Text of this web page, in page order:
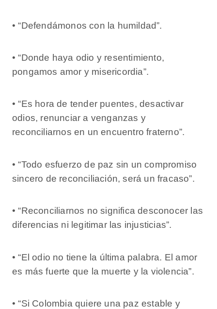
• “Defendámonos con la humildad”.
• “Donde haya odio y resentimiento,
pongamos amor y misericordia”.
• “Es hora de tender puentes, desactivar
odios, renunciar a venganzas y
reconciliarnos en un encuentro fraterno”.
• “Todo esfuerzo de paz sin un compromiso
sincero de reconciliación, será un fracaso”.
• “Reconciliarnos no significa desconocer las
diferencias ni legitimar las injusticias”.
• “El odio no tiene la última palabra. El amor
es más fuerte que la muerte y la violencia”.
• “Si Colombia quiere una paz estable y